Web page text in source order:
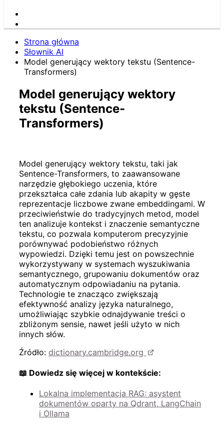
Strona główna
Słownik AI
Model generujący wektory tekstu (Sentence-
Transformers)
Model generujący wektory
tekstu (Sentence-
Transformers)
Model generujący wektory tekstu, taki jak
Sentence-Transformers, to zaawansowane
narzędzie głębokiego uczenia, które
przekształca całe zdania lub akapity w gęste
reprezentacje liczbowe zwane embeddingami. W
przeciwieństwie do tradycyjnych metod, model
ten analizuje kontekst i znaczenie semantyczne
tekstu, co pozwala komputerom precyzyjnie
porównywać podobieństwo różnych
wypowiedzi. Dzięki temu jest on powszechnie
wykorzystywany w systemach wyszukiwania
semantycznego, grupowaniu dokumentów oraz
automatycznym odpowiadaniu na pytania.
Technologie te znacząco zwiększają
efektywność analizy języka naturalnego,
umożliwiając szybkie odnajdywanie treści o
zbliżonym sensie, nawet jeśli użyto w nich
innych słów.
Źródło: dictionary.cambridge.org
📖 Dowiedz się więcej w kontekście:
Lokalna implementacja RAG: asystent
dokumentów oparty na Qdrant, LangChain
i Ollama